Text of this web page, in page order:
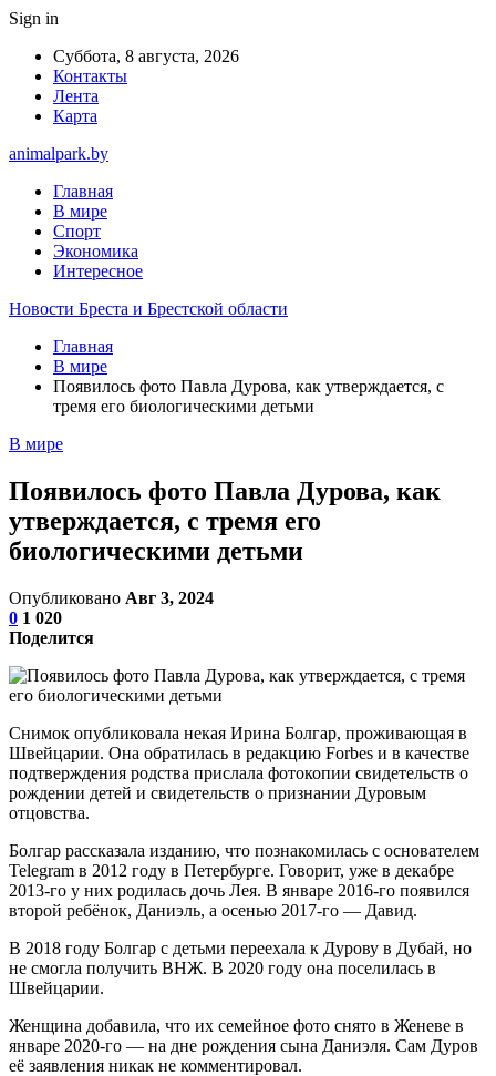
Sign in
Суббота, 8 августа, 2026
Контакты
Лента
Карта
animalpark.by
Главная
В мире
Спорт
Экономика
Интересное
Новости Бреста и Брестской области
Главная
В мире
Появилось фото Павла Дурова, как утверждается, с
тремя его биологическими детьми
В мире
Появилось фото Павла Дурова, как
утверждается, с тремя его
биологическими детьми
Опубликовано Авг 3, 2024
0 1 020
Поделится
Снимок опубликовала некая Ирина Болгар, проживающая в
Швейцарии. Она обратилась в редакцию Forbes и в качестве
подтверждения родства прислала фотокопии свидетельств о
рождении детей и свидетельств о признании Дуровым
отцовства.
Болгар рассказала изданию, что познакомилась с основателем
Telegram в 2012 году в Петербурге. Говорит, уже в декабре
2013-го у них родилась дочь Лея. В январе 2016-го появился
второй ребёнок, Даниэль, а осенью 2017-го — Давид.
В 2018 году Болгар с детьми переехала к Дурову в Дубай, но
не смогла получить ВНЖ. В 2020 году она поселилась в
Швейцарии.
Женщина добавила, что их семейное фото снято в Женеве в
январе 2020-го — на дне рождения сына Даниэля. Сам Дуров
её заявления никак не комментировал.